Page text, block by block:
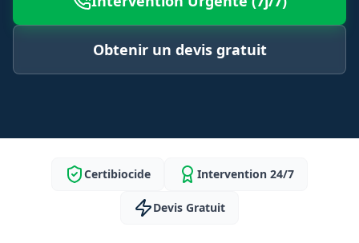
Obtenir un devis gratuit
Certibiocide Intervention 24/7
Devis Gratuit